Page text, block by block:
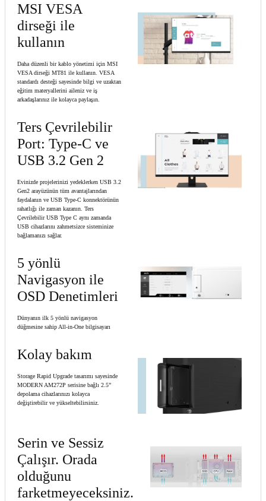
MSI VESA
dirseği ile
kullanın
Daha düzenli bir kablo yönetimi için MSI
VESA dirseği MT81 ile kullanın. VESA
standardı desteği sayesinde bilgi ve uzaktan
eğitim materyallerini aileniz ve iş
arkadaşlarınız ile kolayca paylaşın.
Ters Çevrilebilir
Port: Type-C ve
USB 3.2 Gen 2
Evinizde projelerinizi yedeklerken USB 3.2
Gen2 arayüzünün tüm avantajlarından
faydalanın ve USB Type-C konnektörünün
rahatlığı ile zaman kazanın. Ters
Çevrilebilir USB Type C aynı zamanda
USB cihazlarını zahmetsizce sisteminize
bağlamanızı sağlar.
5 yönlü
Navigasyon ile
OSD Denetimleri
Dünyanın ilk 5 yönlü navigasyon
düğmesine sahip All-in-One bilgisayarı
Kolay bakım
Storage Rapid Upgrade tasarımı sayesinde
MODERN AM272P serisine bağlı 2.5”
depolama cihazlarınızı kolayca
değiştirebilir ve yükseltebilirsiniz.
Serin ve Sessiz
Çalışır. Orada
olduğunu
farketmeyeceksiniz.